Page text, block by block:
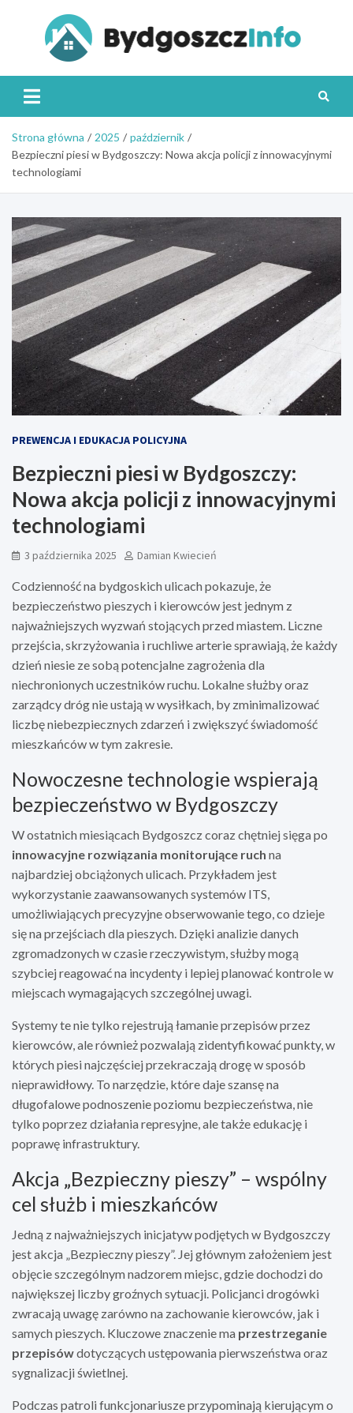
Strona główna 2025
październik
Bezpieczni piesi w Bydgoszczy: Nowa akcja policji z innowacyjnymi
technologiami
PREWENCJA I EDUKACJA POLICYJNA
Bezpieczni piesi w Bydgoszczy:
Nowa akcja policji z innowacyjnymi
technologiami
3 października 2025 Damian Kwiecień
Codzienność na bydgoskich ulicach pokazuje, że
bezpieczeństwo pieszych i kierowców jest jednym z
najważniejszych wyzwań stojących przed miastem. Liczne
przejścia, skrzyżowania i ruchliwe arterie sprawiają, że każdy
dzień niesie ze sobą potencjalne zagrożenia dla
niechronionych uczestników ruchu. Lokalne służby oraz
zarządcy dróg nie ustają w wysiłkach, by zminimalizować
liczbę niebezpiecznych zdarzeń i zwiększyć świadomość
mieszkańców w tym zakresie.
Nowoczesne technologie wspierają
bezpieczeństwo w Bydgoszczy
W ostatnich miesiącach Bydgoszcz coraz chętniej sięga po
innowacyjne rozwiązania monitorujące ruch na
najbardziej obciążonych ulicach. Przykładem jest
wykorzystanie zaawansowanych systemów ITS,
umożliwiających precyzyjne obserwowanie tego, co dzieje
się na przejściach dla pieszych. Dzięki analizie danych
zgromadzonych w czasie rzeczywistym, służby mogą
szybciej reagować na incydenty i lepiej planować kontrole w
miejscach wymagających szczególnej uwagi.
Systemy te nie tylko rejestrują łamanie przepisów przez
kierowców, ale również pozwalają zidentyfikować punkty, w
których piesi najczęściej przekraczają drogę w sposób
nieprawidłowy. To narzędzie, które daje szansę na
długofalowe podnoszenie poziomu bezpieczeństwa, nie
tylko poprzez działania represyjne, ale także edukację i
poprawę infrastruktury.
Akcja „Bezpieczny pieszy” – wspólny
cel służb i mieszkańców
Jedną z najważniejszych inicjatyw podjętych w Bydgoszczy
jest akcja „Bezpieczny pieszy”. Jej głównym założeniem jest
objęcie szczególnym nadzorem miejsc, gdzie dochodzi do
największej liczby groźnych sytuacji. Policjanci drogówki
zwracają uwagę zarówno na zachowanie kierowców, jak i
samych pieszych. Kluczowe znaczenie ma przestrzeganie
przepisówdotyczących ustępowania pierwszeństwa oraz
sygnalizacji świetlnej.
Podczas patroli funkcjonariusze przypominają kierującym o